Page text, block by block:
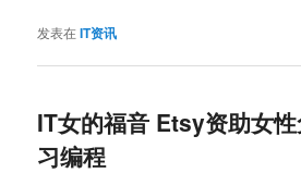
发表在IT资讯
IT女的福音 Etsy资助女
习编程